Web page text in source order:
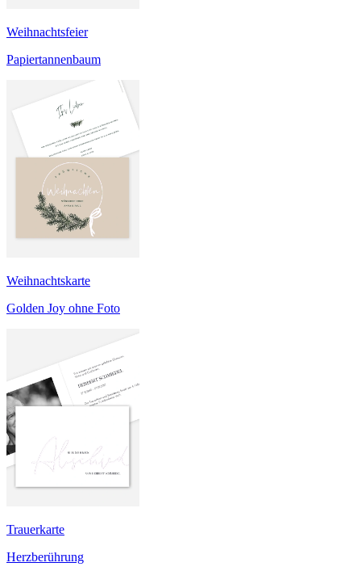
Weihnachtsfeier
Papiertannenbaum
Weihnachtskarte
Golden Joy ohne Foto
Trauerkarte
Herzberührung